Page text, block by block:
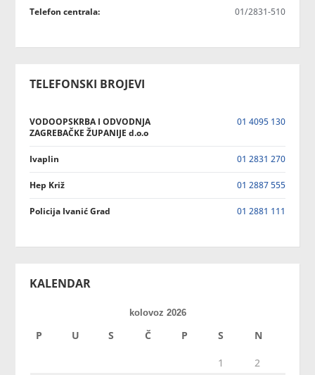
Telefon centrala: 01/2831-510
TELEFONSKI BROJEVI
VODOOPSKRBA I ODVODNJA
ZAGREBAČKE ŽUPANIJE d.o.o
01 4095 130
Ivaplin 01 2831 270
Hep Križ 01 2887 555
Policija Ivanić Grad 01 2881 111
KALENDAR
kolovoz 2026
P U S Č P S N
1
2